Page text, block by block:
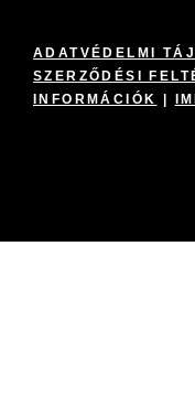
ADATVÉDELMI
SZERZŐDÉSI
INFORMÁCIÓK